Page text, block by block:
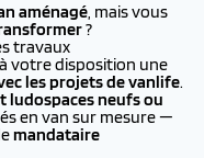
aménagé, mais vous
?
travaux
votre disposition une
les projets de vanlife.
neufs ou
en van sur mesure —
mandataire